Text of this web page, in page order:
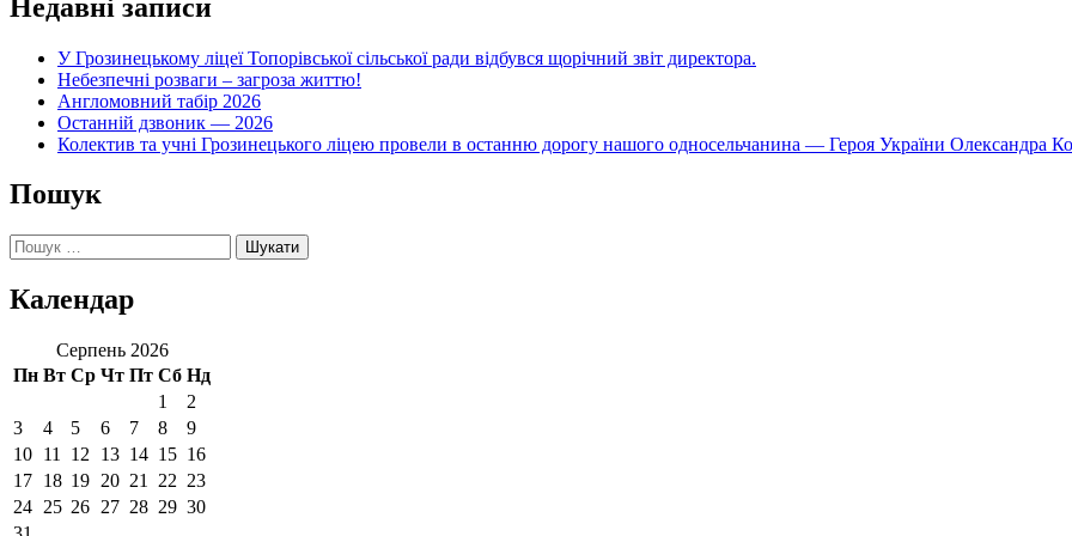
Недавні записи
У Грозинецькому ліцеї Топорівської сільської ради відбувся щорічний звіт директора.
Небезпечні розваги – загроза життю!
Англомовний табір 2026
Останній дзвоник — 2026
Колектив та учні Грозинецького ліцею провели в останню дорогу нашого односельчанина — Героя України Олександра
Пошук
Пошук:
Календар
Серпень 2026
Пн Вт Ср Чт Пт Сб Нд
1
2
3
4 5 6 7 8
9
10 11 12 13 14 15 16
17 18 19 20 21 22 23
24 25 26 27 28 29 30